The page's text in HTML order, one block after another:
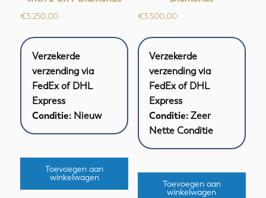
€3.250,00
Verzekerde
verzending via
FedEx of DHL
Express
Conditie: Nieuw
Toevoegen aan
winkelwagen
€3.500,00
Verzekerde
verzending via
FedEx of DHL
Express
Conditie:Zeer
Nette Conditie
Toevoegen aan
winkelwagen